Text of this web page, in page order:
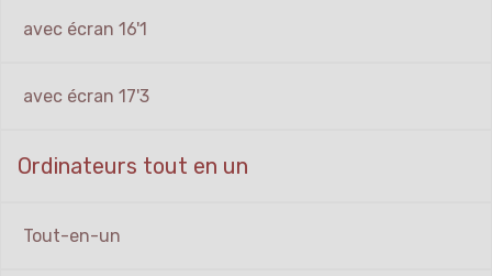
avec écran 16'1
avec écran 17'3
Ordinateurs tout en un
Tout-en-un